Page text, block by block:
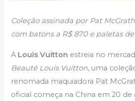
Coleção assinada por Pat
com batons a R$ 870 e paletas de
A Louis Vuitton estreia no
Beauté Louis Vuitton, uma
renomada maquiadora Pat
oficial começa na China em 20